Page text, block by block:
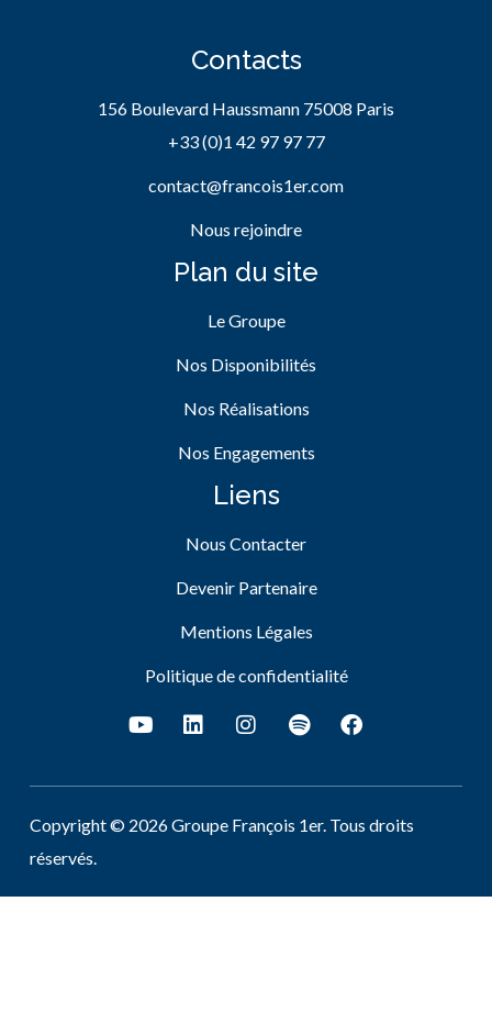
Contacts
156 Boulevard Haussmann 75008 Paris
+33 (0)1 42 97 97 77
contact@francois1er.com
Nous rejoindre
Plan du site
Le Groupe
Nos Disponibilités
Nos Réalisations
Nos Engagements
Liens
Nous Contacter
Devenir Partenaire
Mentions Légales
Politique de confidentialité
Copyright © 2026 Groupe François 1er. Tous droits
réservés.